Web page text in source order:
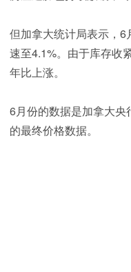
但加拿大统计局表示，
速至4.1%。由于库存收
年比上涨。
6月份的数据是加拿大
的最终价格数据。